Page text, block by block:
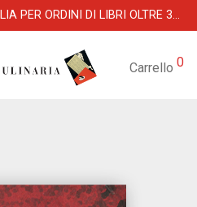
SPEDIZIONI GRATUITE IN ITALIA PER ORDINI DI LIBRI OLTRE 39 €
Carrello 0